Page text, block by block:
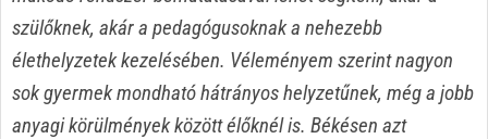
szülőknek, akár a pedagógusoknak a nehezebb
élethelyzetek kezelésében. Véleményem szerint nagyon
sok gyermek mondható hátrányos helyzetűnek, még a jobb
anyagi körülmények között élőknél is. Békésen azt